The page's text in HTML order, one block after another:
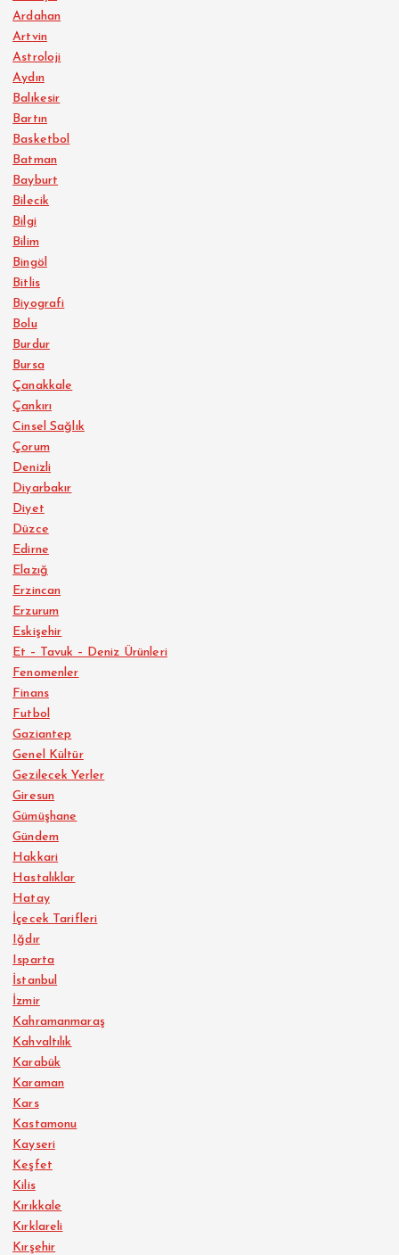
Ardahan
Artvin
Astroloji
Aydın
Balıkesir
Bartın
Basketbol
Batman
Bayburt
Bilecik
Bilgi
Bilim
Bingöl
Bitlis
Biyografi
Bolu
Burdur
Bursa
Çanakkale
Çankırı
Cinsel Sağlık
Çorum
Denizli
Diyarbakır
Diyet
Düzce
Edirne
Elazığ
Erzincan
Erzurum
Eskişehir
Et – Tavuk – Deniz Ürünleri
Fenomenler
Finans
Futbol
Gaziantep
Genel Kültür
Gezilecek Yerler
Giresun
Gümüşhane
Gündem
Hakkari
Hastalıklar
Hatay
İçecek Tarifleri
Iğdır
Isparta
İstanbul
İzmir
Kahramanmaraş
Kahvaltılık
Karabük
Karaman
Kars
Kastamonu
Kayseri
Keşfet
Kilis
Kırıkkale
Kırklareli
Kırşehir